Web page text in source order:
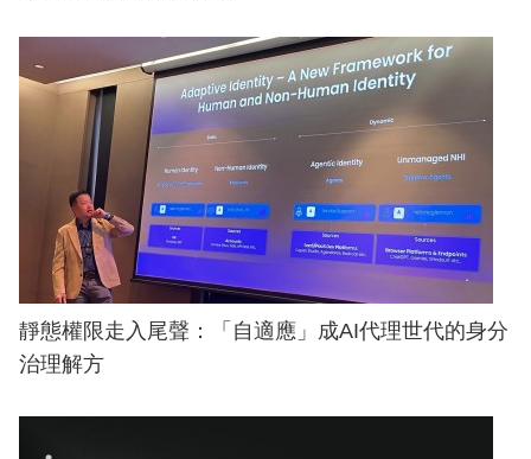
靜態權限走入尾聲：「自適應」成AI代理世代的身分
治理解方